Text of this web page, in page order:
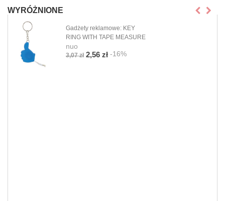
WYRÓŻNIONE
Gadżety reklamowe: KEY
RING WITH TAPE MEASURE
nuo
3,07 zł 2,56 zł -16%